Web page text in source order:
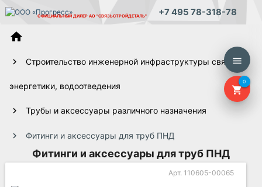
ОФИЦИАЛЬНЫЙ ДИЛЕР АО "СВЯЗЬСТРОЙДЕТАЛЬ" +7 495 78-318-78
menu
shopping_cart
0
home
Строительство инженерной инфраструктуры связи,
энергетики, водоотведения
Трубы и аксессуары различного назначения
Фитинги и аксессуары для труб ПНД
Фитинги и аксессуары для труб ПНД
Арт. 110605-00065